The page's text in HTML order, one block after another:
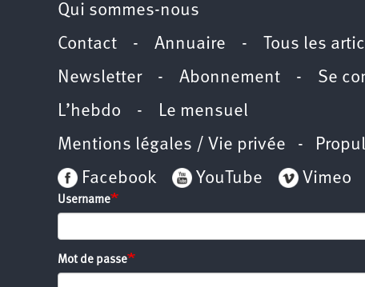
Services
Dans
Europe
Moyen-
Qui sommes-nous
Contact - Annuaire - Tous les
Newsletter- Abonnement - Se
L’hebdo - Le mensuel
Mentions légales / Vie privée -
Facebook
YouTube Vimeo
Username
Mot de passe